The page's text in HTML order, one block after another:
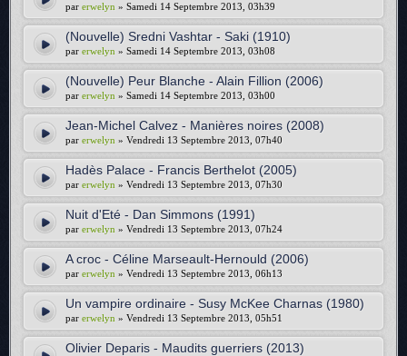
par erwelyn » Samedi 14 Septembre 2013, 03h39
(Nouvelle) Sredni Vashtar - Saki (1910)
par erwelyn » Samedi 14 Septembre 2013, 03h08
(Nouvelle) Peur Blanche - Alain Fillion (2006)
par erwelyn » Samedi 14 Septembre 2013, 03h00
Jean-Michel Calvez - Manières noires (2008)
par erwelyn » Vendredi 13 Septembre 2013, 07h40
Hadès Palace - Francis Berthelot (2005)
par erwelyn » Vendredi 13 Septembre 2013, 07h30
Nuit d'Eté - Dan Simmons (1991)
par erwelyn » Vendredi 13 Septembre 2013, 07h24
A croc - Céline Marseault-Hernould (2006)
par erwelyn » Vendredi 13 Septembre 2013, 06h13
Un vampire ordinaire - Susy McKee Charnas (1980)
par erwelyn » Vendredi 13 Septembre 2013, 05h51
Olivier Deparis - Maudits guerriers (2013)